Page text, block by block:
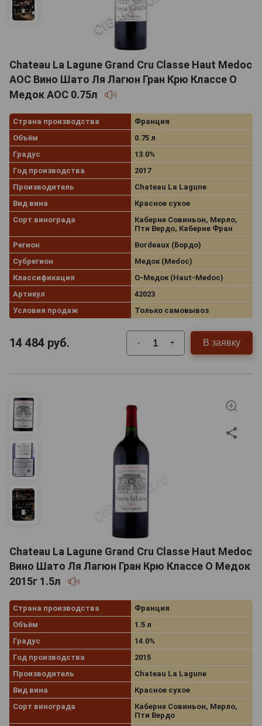
Chateau La Lagune Grand Cru Classe Haut Medoc
AOC Вино Шато Ля Лагюн Гран Крю Классе О
Медок АОС 0.75л
Страна производства
Франция
Объём
0.75 л
Градус
13.0%
Год производства
2017
Производитель
Chateau La Lagune
Вид вина
Красное сухое
Сорт винограда
Каберне Совиньон, Мерло,
Пти Вердо, Каберне Фран
Регион
Bordeaux (Бордо)
Субрегион
Медок (Medoc)
Классификация
О-Медок (Haut-Medoc)
Артикул
42023
Условия продаж
Только самовывоз
14 484 руб. - + В заявку
Chateau La Lagune Grand Cru Classe Haut Medoc
Вино Шато Ля Лагюн Гран Крю Классе О Медок
2015г 1.5л
Страна производства
Франция
Объём
1.5 л
Градус
14.0%
Год производства
2015
Производитель
Chateau La Lagune
Вид вина
Красное сухое
Сорт винограда
Каберне Совиньон, Мерло,
Пти Вердо